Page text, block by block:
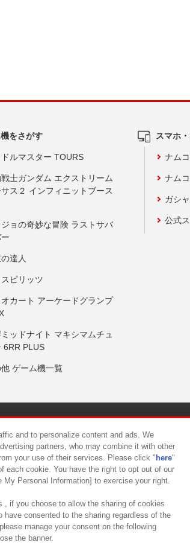
をさがす
ルマスター TOURS
士ガンダム エクストリーム
ス２ インフィニットブース
ョの奇妙な冒険 ラストサバ
達人
ピリッツ
カート アーケードグランプ
ッドナイト マキシマムチュ
6RR PLUS
ゲーム機一覧
スマホ
ナム
ナム
ガシ
公式
について カスタマーハラスメント対応方針
and to personalize content and ads. We
partners, who may combine it with other
your use of their services. Please click " here"
each cookie. You have the right to opt out of our
Personal Information] to exercise your right.
, if you choose to allow the sharing of cookies
have consented to the sharing regardless of the
manage your consent on the following
the banner.